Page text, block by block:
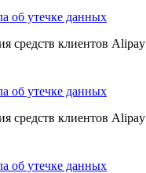
об утечке данных
средств клиентов Alipay
об утечке данных
средств клиентов Alipay
об утечке данных